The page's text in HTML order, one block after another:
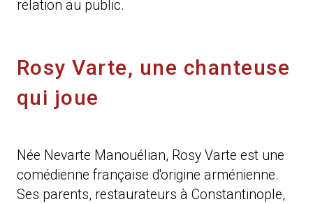
relation au public.
Rosy Varte, une chanteuse
qui joue
Née Nevarte Manouélian, Rosy Varte est une
comédienne française d'origine arménienne.
Ses parents, restaurateurs à Constantinople,